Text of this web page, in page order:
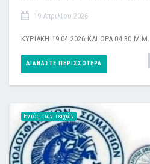
19 Απριλίου 2026
ΚΥΡΙΑΚΗ 19.04.2026 ΚΑΙ ΩΡΑ 04.30 Μ.Μ.
ΔΙΑΒΆΣΤΕ ΠΕΡΙΣΣΌΤΕΡΑ
Εντός των τειχών